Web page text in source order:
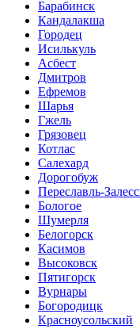
Барабинск
Кандалакша
Городец
Исилькуль
Асбест
Дмитров
Ефремов
Шарья
Гжель
Грязовец
Котлас
Салехард
Дорогобуж
Переславль-
Бологое
Шумерля
Белогорск
Касимов
Высоковск
Пятигорск
Вурнары
Богородицк
Красноусольский